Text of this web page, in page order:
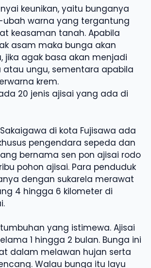
keunikan, yaitu bunganya
ubah warna yang tergantung
keasaman tanah. Apabila
asam maka bunga akan
jika agak basa akan menjadi
atau ungu, sementara apabila
krem.
20 jenis ajisai yang ada di
di kota Fujisawa ada
pengendara sepeda dan
bernama sen pon ajisai rodo
pohon ajisai. Para penduduk
dengan sukarela merawat
4 hingga 6 kilometer di
yang istimewa. Ajisai
1 hingga 2 bulan. Bunga ini
dalam melawan hujan serta
Walau bunga itu layu